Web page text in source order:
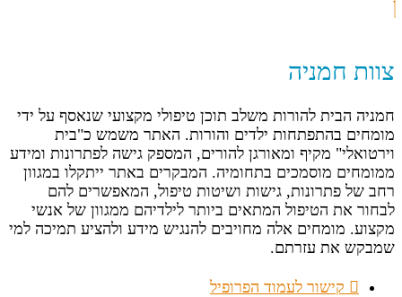
צוות חמניה
חמניה הבית להורות משלב תוכן טיפולי מקצועי שנאסף על ידי
מומחים בהתפתחות ילדים והורות. האתר משמש כ"בית
וירטואלי" מקיף ומאורגן להורים, המספק גישה לפתרונות ומידע
ממומחים מוסמכים בתחומיה. המבקרים באתר ייתקלו במגוון
רחב של פתרונות, גישות ושיטות טיפול, המאפשרים להם
לבחור את הטיפול המתאים ביותר לילדיהם ממגוון של אנשי
מקצוע. מומחים אלה מחויבים להנגיש מידע ולהציע תמיכה למי
שמבקש את עזרתם.
קישור לעמוד הפרופיל